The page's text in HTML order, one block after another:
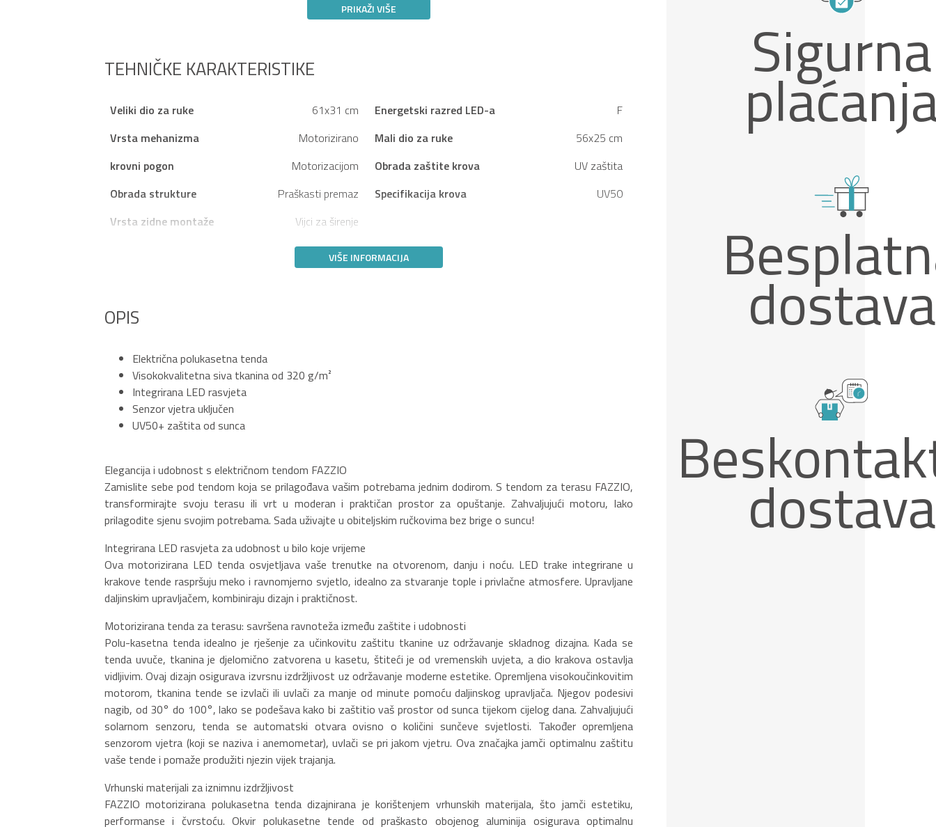
Jednostavno otvaranje i
zatvaranje
PRIKAŽI VIŠE
TEHNIČKE KARAKTERISTIKE
Veliki dio za ruke 61x31 cm Energetski razred LED-a
F
Vrsta mehanizma
Motorizirano Mali dio za ruke
56x25 cm
krovni pogon
Motorizacijom Obrada zaštite krova
UV zaštita
Obrada strukture
Praškasti premaz Specifikacija krova
UV50
Vrsta zidne montaže
Vijci za širenje
VIŠE INFORMACIJA
OPIS
Električna polukasetna tenda
Visokokvalitetna siva tkanina od 320 g/m²
Integrirana LED rasvjeta
Senzor vjetra uključen
UV50+ zaštita od sunca
Elegancija i udobnost s električnom tendom FAZZIO
Zamislite sebe pod tendom koja se prilagođava vašim potrebama jednim dodirom. S tendom za terasu FAZZIO,
transformirajte svoju terasu ili vrt u moderan i praktičan prostor za opuštanje. Zahvaljujući motoru, lako
prilagodite sjenu svojim potrebama. Sada uživajte u obiteljskim ručkovima bez brige o suncu!
Integrirana LED rasvjeta za udobnost u bilo koje vrijeme
Ova motorizirana LED tenda osvjetljava vaše trenutke na otvorenom, danju i noću. LED trake integrirane u
krakove tende raspršuju meko i ravnomjerno svjetlo, idealno za stvaranje tople i privlačne atmosfere. Upravljane
daljinskim upravljačem, kombiniraju dizajn i praktičnost.
Motorizirana tenda za terasu: savršena ravnoteža između zaštite i udobnosti
Polu-kasetna tenda idealno je rješenje za učinkovitu zaštitu tkanine uz održavanje skladnog dizajna. Kada se
tenda uvuče, tkanina je djelomično zatvorena u kasetu, štiteći je od vremenskih uvjeta, a dio krakova ostavlja
vidljivim. Ovaj dizajn osigurava izvrsnu izdržljivost uz održavanje moderne estetike. Opremljena visokoučinkovitim
motorom, tkanina tende se izvlači ili uvlači za manje od minute pomoću daljinskog upravljača. Njegov podesivi
nagib, od 30° do 100°, lako se podešava kako bi zaštitio vaš prostor od sunca tijekom cijelog dana. Zahvaljujući
solarnom senzoru, tenda se automatski otvara ovisno o količini sunčeve svjetlosti. Također opremljena
senzorom vjetra (koji se naziva i anemometar), uvlači se pri jakom vjetru. Ova značajka jamči optimalnu zaštitu
vaše tende i pomaže produžiti njezin vijek trajanja.
Vrhunski materijali za iznimnu izdržljivost
FAZZIO motorizirana polukasetna tenda dizajnirana je korištenjem vrhunskih materijala, što jamči estetiku,
performanse i čvrstoću. Okvir polukasetne tende od praškasto obojenog aluminija osigurava optimalnu
Sigurna
dostava
dostava